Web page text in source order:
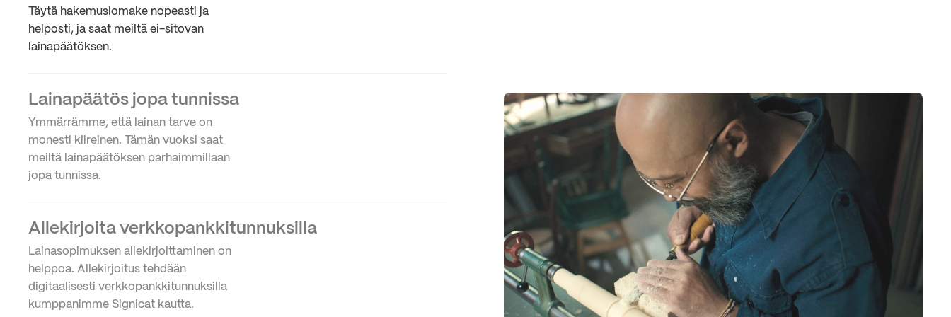
Täytä hakemuslomake nopeasti ja
helposti, ja saat meiltä ei-sitovan
lainapäätöksen.
Lainapäätös jopa tunnissa
Ymmärrämme, että lainan tarve on
monesti kiireinen. Tämän vuoksi saat
meiltä lainapäätöksen parhaimmillaan
jopa tunnissa.
Allekirjoita verkkopankkitunnuksilla
Lainasopimuksen allekirjoittaminen on
helppoa. Allekirjoitus tehdään
digitaalisesti verkkopankkitunnuksilla
kumppanimme Signicat kautta.